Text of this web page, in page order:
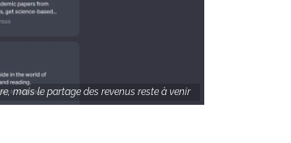
mais le partage des revenus reste à venir